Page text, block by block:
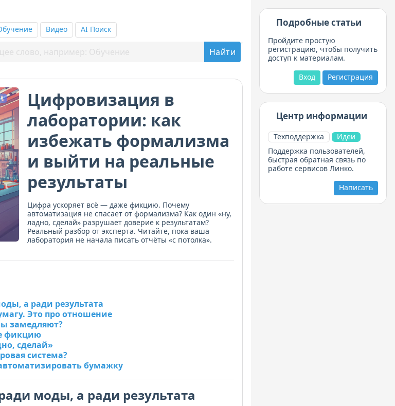
Видео AI Поиск
Цифровизация в
лаборатории: как
избежать формализма
и выйти на реальные
результаты
Цифра ускоряет всё — даже фикцию. Почему
автоматизация не спасает от формализма? Как один «ну,
ладно, сделай» разрушает доверие к результатам?
Реальный разбор от эксперта. Читайте, пока ваша
лаборатория не начала писать отчёты «с потолка».
а ради результата
Это про отношение
замедляют?
фикцию
сделай»
система?
бумажку
моды, а ради результата
Подробные статьи
Пройдите простую
регистрацию, чтобы получить
доступ к материалам.
Регистрация
Вход
Центр информации
Техподдержка
Идеи
Поддержка пользователей,
быстрая обратная связь по
работе сервисов Линко.
Написать